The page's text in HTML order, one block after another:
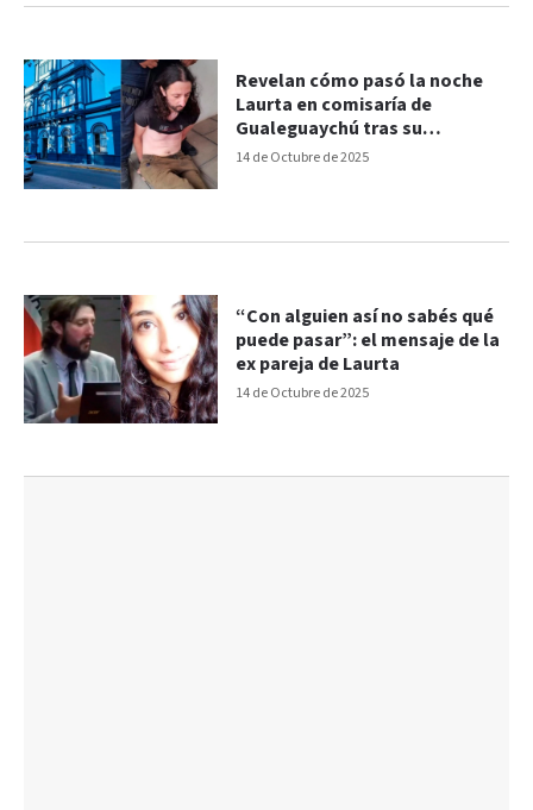
14 de Octubre de 2025
Revelan cómo pasó la noche
Laurta en comisaría de
Gualeguaychú tras su
detención
14 de Octubre de 2025
“Con alguien así no sabés qué
puede pasar”: el mensaje de la
ex pareja de Laurta